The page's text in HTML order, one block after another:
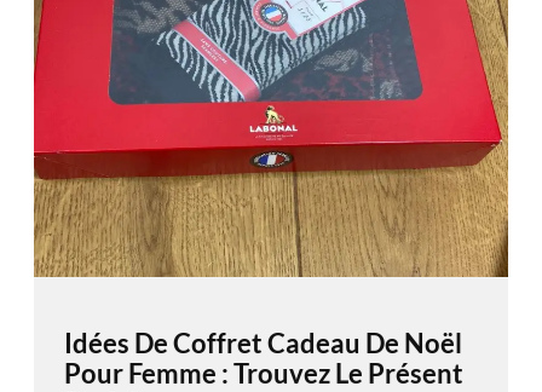
Idées De Coffret Cadeau De Noël
Pour Femme : Trouvez Le Présent